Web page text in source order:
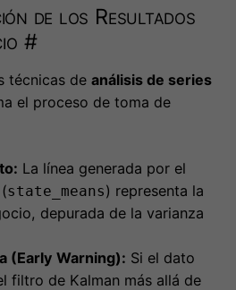
el proceso de toma de
La línea generada por el
state_means) representa la
depurada de la varianza
(Early Warning):Si el dato
filtro de Kalman más allá de
3 desviaciones estándar de
no es ruido: es una
estructural de mercado
inmediata.